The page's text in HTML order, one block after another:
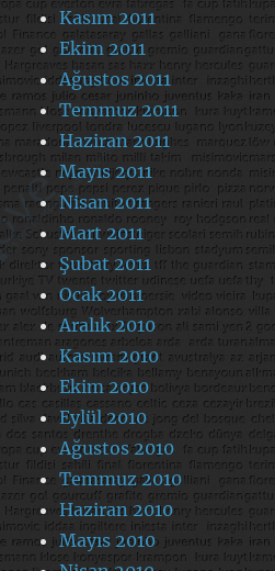
Kasım 2011
Ekim 2011
Ağustos 2011
Temmuz 2011
Haziran 2011
Mayıs 2011
Nisan 2011
Mart 2011
Şubat 2011
Ocak 2011
Aralık 2010
Kasım 2010
Ekim 2010
Eylül 2010
Ağustos 2010
Temmuz 2010
Haziran 2010
Mayıs 2010